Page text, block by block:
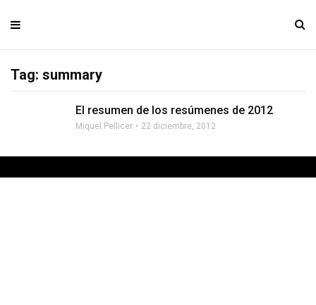
Tag: summary
El resumen de los resúmenes de 2012
Miquel Pellicer 22 diciembre, 2012